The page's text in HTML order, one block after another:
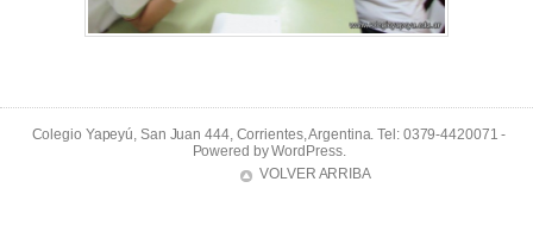
Colegio Yapeyú, San Juan 444, Corrientes, Argentina. Tel: 0379-4420071 -
Powered byWordPress.
VOLVER ARRIBA